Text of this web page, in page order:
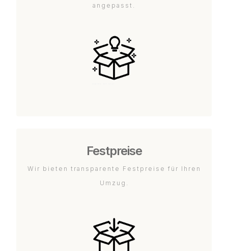
angepasst.
Festpreise
Wir bieten transparente Festpreise für Ihren
Umzug.